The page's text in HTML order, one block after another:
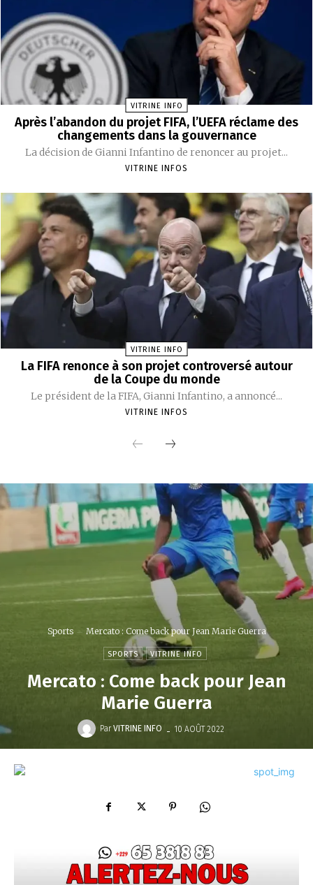
VITRINE INFO
Après l’abandon du projet FIFA, l’UEFA réclame des
changements dans la gouvernance
La décision de Gianni Infantino de renoncer au projet...
VITRINE INFOS
VITRINE INFO
La FIFA renonce à son projet controversé autour
de la Coupe du monde
Le président de la FIFA, Gianni Infantino, a annoncé...
VITRINE INFOS